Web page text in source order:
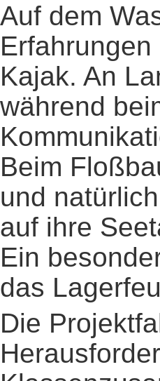
Auf dem
Kajak. An
während
Beim
und
auf ihre
Ein
das
Die